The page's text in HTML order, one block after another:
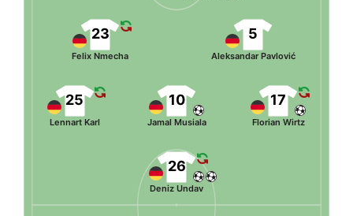
5
Aleksandar Pavlović
23
Felix Nmecha
17
Florian Wirtz
10
Jamal Musiala
25
Lennart Karl
26
Deniz Undav